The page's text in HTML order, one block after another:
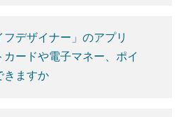
フデザイナー」のアプリ
ードや電子マネー、ポイ
きますか